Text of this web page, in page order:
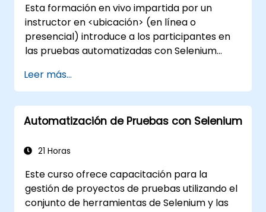
FastAPI.
Crear imágenes de contenedores e
implementar APIs web en un servidor en
la nube.
Esta formación en vivo impartida por un
instructor en <ubicación> (en línea o
presencial) introduce a los participantes en
las pruebas automatizadas con Selenium
experiencia en programación con C# o
desea repasar sus conocimientos, consulte el
curso: C# para Ingenieros de Pruebas de
Automatización.
Leer más...
Automatización de Pruebas con Selenium
21 Horas
Este curso ofrece capacitación para la
gestión de proyectos de pruebas utilizando el
conjunto de herramientas de Selenium y las